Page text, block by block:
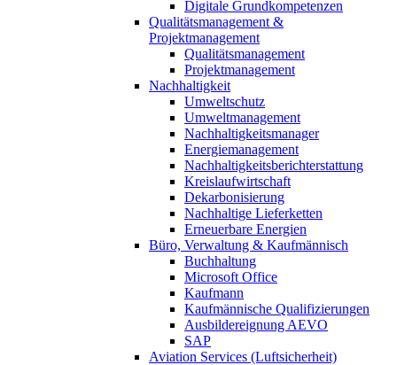
Digitale Grundkompetenzen
Qualitätsmanagement &
Projektmanagement
Qualitätsmanagement
Projektmanagement
Nachhaltigkeit
Umweltschutz
Umweltmanagement
Nachhaltigkeitsmanager
Energiemanagement
Nachhaltigkeitsberichterstattung
Kreislaufwirtschaft
Dekarbonisierung
Nachhaltige Lieferketten
Erneuerbare Energien
Büro, Verwaltung & Kaufmännisch
Buchhaltung
Microsoft Office
Kaufmann
Kaufmännische Qualifizierungen
Ausbildereignung AEVO
SAP
Aviation Services (Luftsicherheit)